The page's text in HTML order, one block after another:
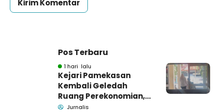
Pos Terbaru
1 hari lalu
Kejari Pamekasan
Kembali Geledah
Ruang Perekonomian,
Pidsus: Tunggu Saja!
Jurnalis